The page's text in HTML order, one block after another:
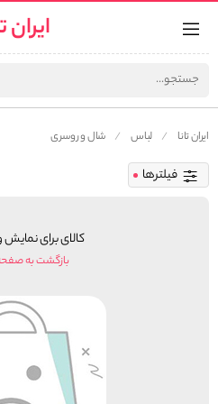
ایران
ایران تانا لباس شال و روسری
فیلترها
کالای برای نمایش
بازگشت به